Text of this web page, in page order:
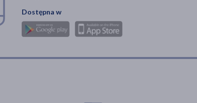
Dostępna w